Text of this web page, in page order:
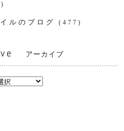
ルのブログ (477)
アーカイブ